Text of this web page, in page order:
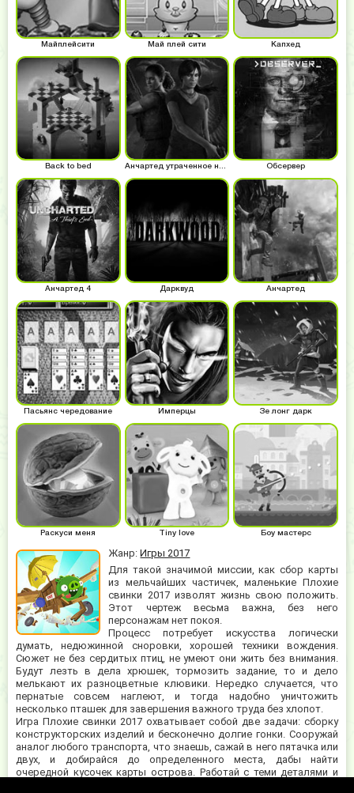
Жанр:Игры 2017
Для такой значимой миссии, как сбор карты
из мельчайших частичек, маленькие Плохие
свинки 2017 изволят жизнь свою положить.
Этот чертеж весьма важна, без него
персонажам нет покоя.
Процесс потребует искусства логически
думать, недюжинной сноровки, хорошей техники вождения.
Сюжет не без сердитых птиц, не умеют они жить без внимания.
Будут лезть в дела хрюшек, тормозить задание, то и дело
мелькают их разноцветные клювики. Нередко случается, что
пернатые совсем наглеют, и тогда надобно уничтожить
несколько пташек для завершения важного труда без хлопот.
Игра Плохие свинки 2017 охватывает собой две задачи: сборку
конструкторских изделий и бесконечно долгие гонки. Сооружай
аналог любого транспорта, что знаешь, сажай в него пятачка или
двух, и добирайся до определенного места, дабы найти
очередной кусочек карты острова. Работай с теми деталями и
Майплейсити Май плей сити Капхед
Back to bed Анчартед утраченное наследие Обсервер
Анчартед 4 Дарквуд Анчартед
Пасьянс чередование Имперцы Зе лонг дарк
Раскуси меня Tiny love Боу мастерс